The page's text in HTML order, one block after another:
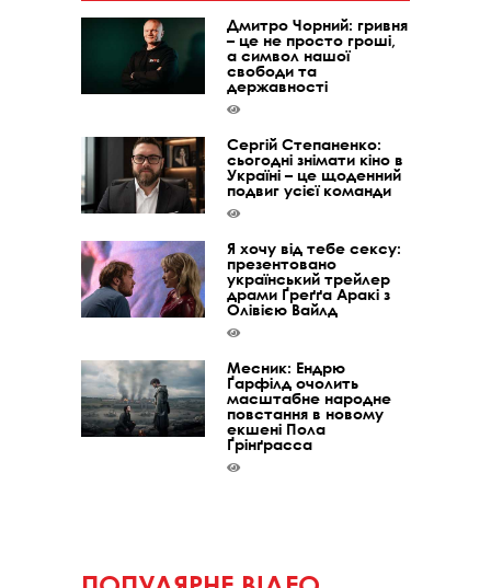
Дмитро Чорний: гривня
– це не просто гроші,
а символ нашої
свободи та
державності
Сергій Степаненко:
сьогодні знімати кіно в
Україні – це щоденний
подвиг усієї команди
Я хочу від тебе сексу:
презентовано
український трейлер
драми Ґреґґа Аракі з
Олівією Вайлд
Месник: Ендрю
Ґарфілд очолить
масштабне народне
повстання в новому
екшені Пола
Ґрінґрасса